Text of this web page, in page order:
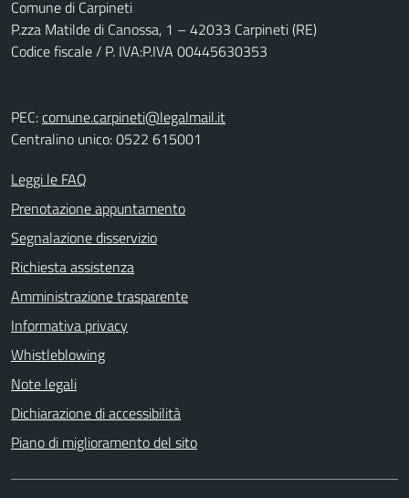
Comune di Carpineti
P.zza Matilde di Canossa, 1 – 42033 Carpineti (RE)
Codice fiscale / P. IVA:P.IVA 00445630353
PEC:comune.carpineti@legalmail.it
Centralino unico: 0522 615001
Leggi le FAQ
Prenotazione appuntamento
Segnalazione disservizio
Richiesta assistenza
Amministrazione trasparente
Informativa privacy
Whistleblowing
Note legali
Dichiarazione di accessibilità
Piano di miglioramento del sito